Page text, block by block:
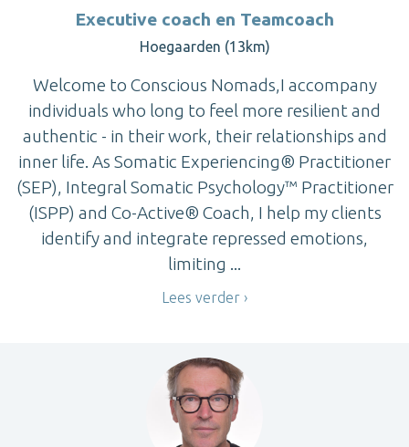
Executive coach en Teamcoach
Hoegaarden (13km)
Welcome to Conscious Nomads,I accompany
individuals who long to feel more resilient and
authentic - in their work, their relationships and
inner life. As Somatic Experiencing® Practitioner
(SEP), Integral Somatic Psychology™ Practitioner
(ISPP) and Co-Active® Coach, I help my clients
identify and integrate repressed emotions,
limiting ...
Lees verder